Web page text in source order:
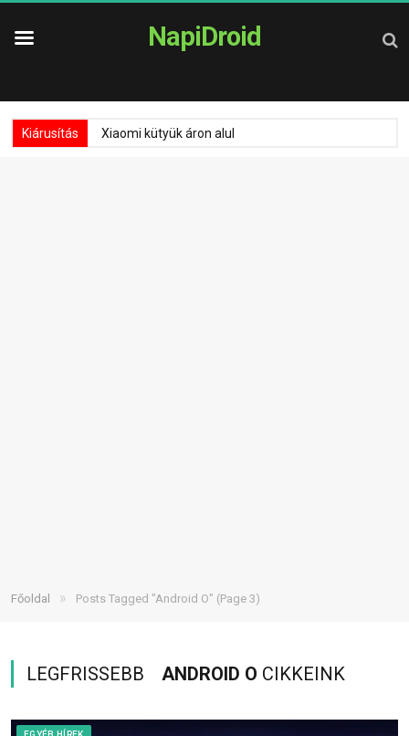
NapiDroid
Kiárusítás Xiaomi kütyük áron alul
Főoldal » Posts Tagged "Android O" (Page 3)
LEGFRISSEBB ANDROID O CIKKEINK